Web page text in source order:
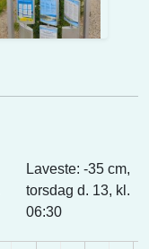
Laveste: -35 cm,
torsdag d. 13, kl.
06:30